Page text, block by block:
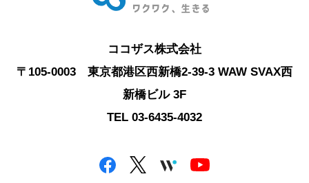
ココザス株式会社
〒105-0003 東京都港区西新橋2-39-3 WAW SVAX西
新橋ビル 3F
TEL 03-6435-4032